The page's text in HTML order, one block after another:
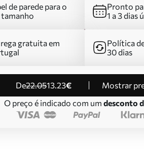
de parede para o
tamanho
Pronto
1 a 3 dias
gratuita em
Política
30 dias
de22.0513.23€
Mostrar
O preço é indicado com um desconto